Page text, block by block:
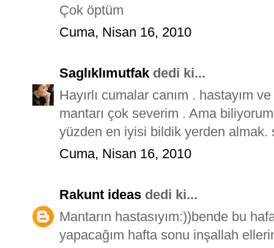
Çok öptüm
Cuma, Nisan 16, 2010
Saglıklımutfak dedi ki...
Hayırlı cumalar canım . hastayım
mantarı çok severim . Ama
yüzden en iyisi bildik yerden almak.
Cuma, Nisan 16, 2010
Rakunt ideas dedi ki...
Mantarın hastasıyım:))bende bu
yapacağım hafta sonu inşallah